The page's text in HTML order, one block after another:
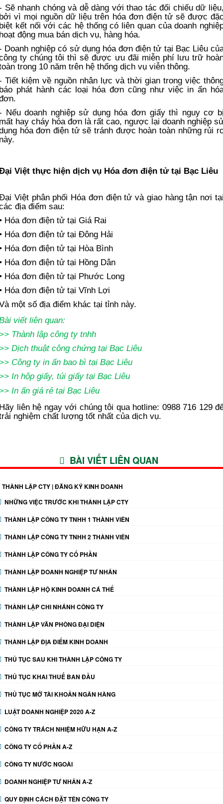
Sẽ nhanh chóng và dễ dàng với thao tác đối chiếu dữ
vì mọi nguồn dữ liệu trên hóa đơn điện tử sẽ được
kết nối với các hệ thống có liên quan của doanh
động mua bán dịch vụ, hàng hóa.
Doanh nghiệp có sử dụng hóa đơn điện tử tại Bạc Liêu
ty chúng tôi thì sẽ được ưu đãi miễn phí lưu trữ
trong 10 năm trên hệ thống dịch vụ viễn thông.
Tiết kiệm về nguồn nhân lực và thời gian trong việc
phát hành các loại hóa đơn cũng như việc in ấn
Nếu doanh nghiệp sử dụng hóa đơn giấy thì nguy cơ
hay cháy hóa đơn là rất cao, ngược lại doanh nghiệp
hóa đơn điện tử sẽ tránh được hoàn toàn những rủi
Việt thực hiện dịch vụ Hóa đơn điện tử tại Bạc Liêu
Việt phân phối Hóa đơn điện tử và giao hàng tận nơi
địa điểm sau:
Hóa đơn điện tử tại Giá Rai
Hóa đơn điện tử tại Đông Hải
Hóa đơn điện tử tại Hòa Bình
Hóa đơn điện tử tại Hồng Dân
Hóa đơn điện tử tại Phước Long
Hóa đơn điện tử tại Vĩnh Lợi
một số địa điểm khác tại tỉnh này.
viết liên quan:
Thành lập công ty tnhh
Dịch thuật công chứngtại Bạc Liêu
Công ty in ấn bao bì tại Bạc Liêu
In hộp giấy, túi giấy tại Bạc Liêu
In ấn giá rẻ tại Bạc Liêu
liên hệ ngay với chúng tôi qua hotline: 0988 716 129
nghiệm chất lượng tốt nhất của dịch vụ.
BÀI VIẾT LIÊN QUAN
THÀNH LẬP CTY | ĐĂNG KÝ KINH DOANH
NHỮNG VIỆC TRƯỚC KHI THÀNH LẬP CTY
THÀNH LẬP CÔNG TY TNHH 1 THÀNH VIÊN
THÀNH LẬP CÔNG TY TNHH 2 THÀNH VIÊN
THÀNH LẬP CÔNG TY CỔ PHẦN
THÀNH LẬP DOANH NGHIỆP TƯ NHÂN
THÀNH LẬP HỘ KINH DOANH CÁ THỂ
THÀNH LẬP CHI NHÁNH CÔNG TY
THÀNH LẬP VĂN PHÒNG ĐẠI DIỆN
THÀNH LẬP ĐỊA ĐIỂM KINH DOANH
THỦ TỤC SAU KHI THÀNH LẬP CÔNG TY
THỦ TỤC KHAI THUẾ BAN ĐẦU
THỦ TỤC MỞ TÀI KHOẢN NGÂN HÀNG
LUẬT DOANH NGHIỆP 2020 A-Z
CÔNG TY TRÁCH NHIỆM HỮU HẠN A-Z
CÔNG TY CỔ PHẦN A-Z
CÔNG TY NƯỚC NGOÀI
DOANH NGHIỆP TƯ NHÂN A-Z
QUY ĐỊNH CÁCH ĐẶT TÊN CÔNG TY